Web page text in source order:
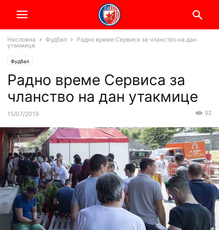
Насловна Фудбал
Радно време Сервиса за чланство на дан
утакмице
Фудбал
Радно време Сервиса за
чланство на дан утакмице
15/07/2019 92